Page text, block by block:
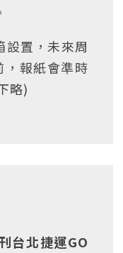
設置，未來周
報紙會準時
略)
台北捷運GO